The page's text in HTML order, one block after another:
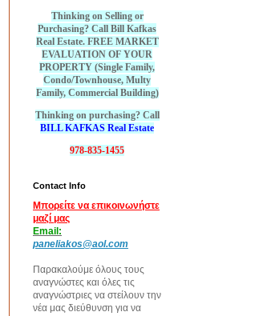
Thinking on Selling or
Purchasing? Call Bill Kafkas
Real Estate. FREE MARKET
EVALUATION OF YOUR
PROPERTY (Single Family,
Condo/Townhouse, Multy
Family, Commercial Building)
Thinking on purchasing? Call
BILL KAFKAS Real Estate
978-835-1455
Contact Info
Μπορείτε να επικοινωνήστε
μαζί μας
Email:
paneliakos@aol.com
Παρακαλούμε όλους τους
αναγνώστες και όλες τις
αναγνώστριες να στείλουν την
νέα μας διεύθυνση για να